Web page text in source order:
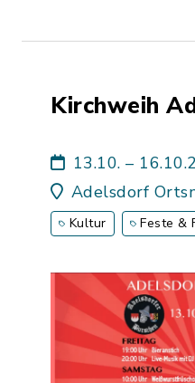
Kirchweih
13.10. –
Adelsdorf
Kultur Feste &